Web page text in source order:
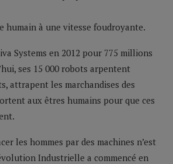
humain à une vitesse foudroyante.
Systems en 2012 pour 775 millions
ses 15 000 robots arpentent
attrapent les marchandises des
aux êtres humains pour que ces
les hommes par des machines n’est
Industrielle a commencé en